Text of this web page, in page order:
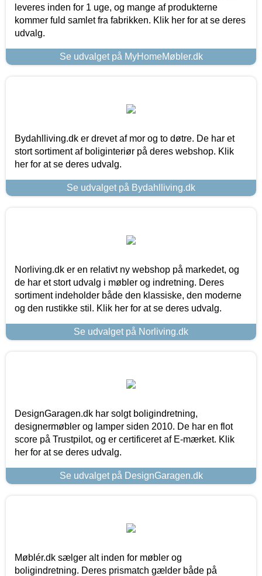
leveres inden for 1 uge, og mange af produkterne
kommer fuld samlet fra fabrikken. Klik her for at se deres
udvalg.
Se udvalget på MyHomeMøbler.dk
Bydahlliving.dk er drevet af mor og to døtre. De har et
stort sortiment af boliginteriør på deres webshop. Klik
her for at se deres udvalg.
Se udvalget på Bydahlliving.dk
Norliving.dk er en relativt ny webshop på markedet, og
de har et stort udvalg i møbler og indretning. Deres
sortiment indeholder både den klassiske, den moderne
og den rustikke stil. Klik her for at se deres udvalg.
Se udvalget på Norliving.dk
DesignGaragen.dk har solgt boligindretning,
designermøbler og lamper siden 2010. De har en flot
score på Trustpilot, og er certificeret af E-mærket. Klik
her for at se deres udvalg.
Se udvalget på DesignGaragen.dk
Møblér.dk sælger alt inden for møbler og
boligindretning. Deres prismatch gælder både på